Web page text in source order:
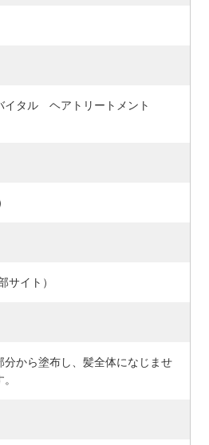
イタル ヘアトリートメント
サイト）
から塗布し、髪全体になじませ